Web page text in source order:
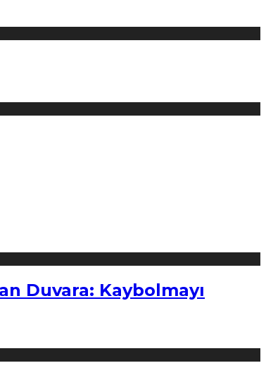
Duvara: Kaybolmayı